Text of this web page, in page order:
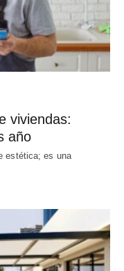
viviendas:
año
estética; es una